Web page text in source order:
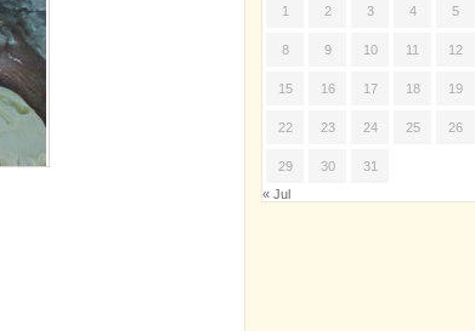
1 2 3 4 5
8 9 10 11 12
15 16 17 18 19
22 23 24 25 26
29 30
31
« Jul